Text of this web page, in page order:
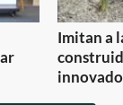
Imitan a